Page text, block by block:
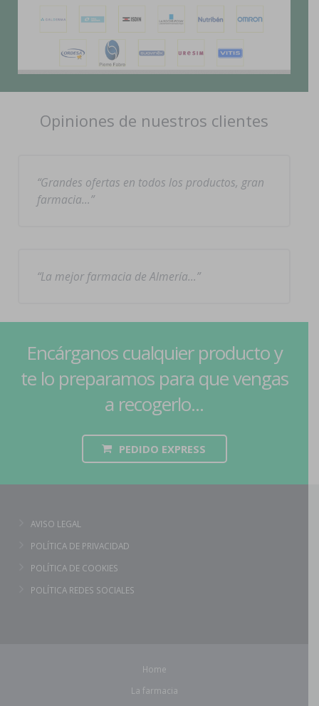
Opiniones de nuestros clientes
Grandes ofertas en todos los productos, gran
farmacia…
La mejor farmacia de Almería…
Encárganos cualquier producto y
te lo preparamos para que vengas
a recogerlo...
PEDIDO EXPRESS
AVISO LEGAL
POLÍTICA DE PRIVACIDAD
POLÍTICA DE COOKIES
POLÍTICA REDES SOCIALES
Home
La farmacia